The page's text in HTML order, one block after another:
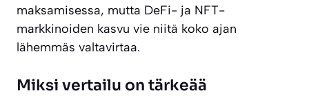
maksamisessa, mutta DeFi- ja NFT-
markkinoiden kasvu vie niitä koko ajan
lähemmäs valtavirtaa.
Miksi vertailu on tärkeää